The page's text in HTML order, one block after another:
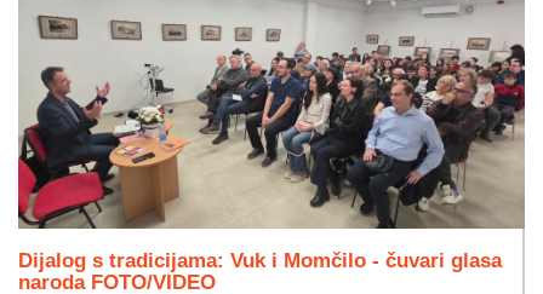
Dijalog s tradicijama: Vuk i Momčilo - čuvari glasa
naroda FOTO/VIDEO